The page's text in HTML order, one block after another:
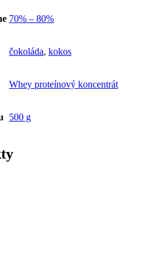
70% – 80%
čokoláda, kokos
Whey proteínový koncentrát
500 g